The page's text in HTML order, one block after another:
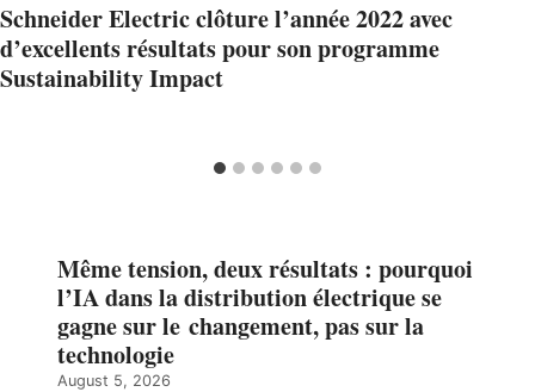
Schneider Electric clôture l’année 2022 avec
d’excellents résultats pour son programme
Sustainability Impact
Même tension, deux résultats : pourquoi
l’IA dans la distribution électrique se
gagne sur le changement, pas sur la
technologie
August 5, 2026